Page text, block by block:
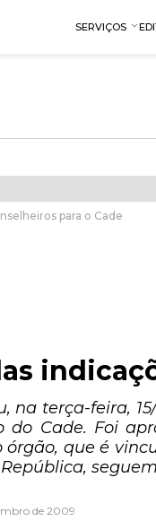
SERVIÇOS
para o Cade
na terça-feira,
do Cade. Foi
órgão, que é
de 2009